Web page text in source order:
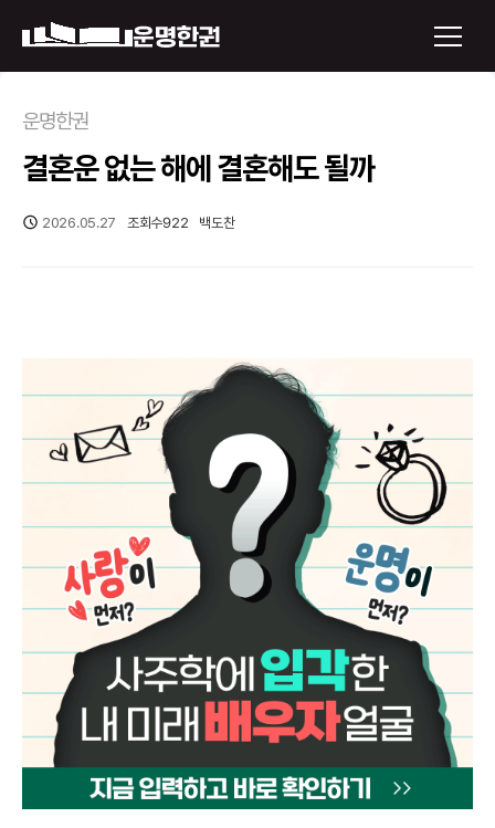
운명한권 보기
미래 배우자 얼굴
신년운세
궁합
택일
꿈해몽
수리사주
운명한권
결혼운 없는 해에 결혼해도 될까
2026.05.27 조회수922 백도찬